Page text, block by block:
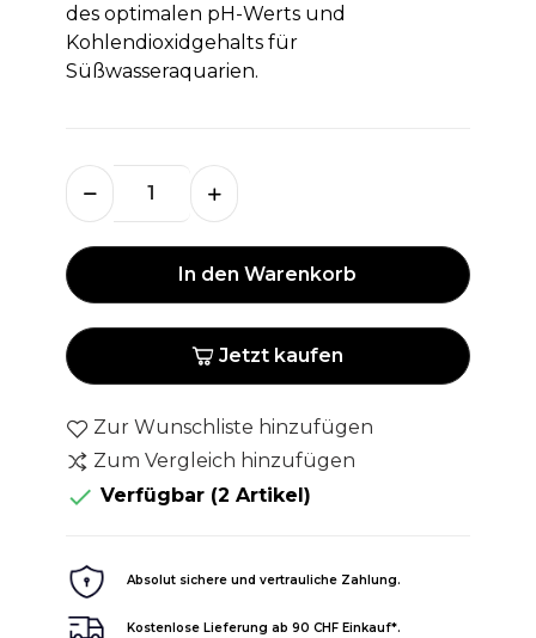
des optimalen pH-Werts und
Kohlendioxidgehalts für
Süßwasseraquarien.
In den Warenkorb
Jetzt kaufen
Zur Wunschliste hinzufügen
Zum Vergleich hinzufügen
 Verfügbar (2 Artikel)
Absolut sichere und vertrauliche Zahlung.
Kostenlose Lieferung ab 90 CHF Einkauf*.